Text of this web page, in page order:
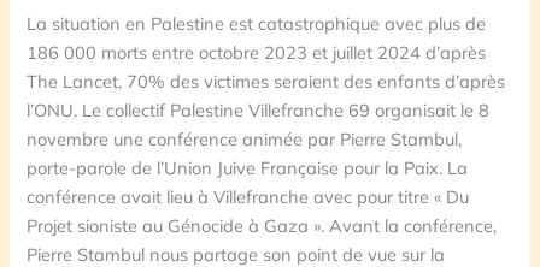
La situation en Palestine est catastrophique avec plus de
186 000 morts entre octobre 2023 et juillet 2024 d’après
The Lancet, 70% des victimes seraient des enfants d’après
l’ONU. Le collectif Palestine Villefranche 69 organisait le 8
novembre une conférence animée par Pierre Stambul,
porte-parole de l’Union Juive Française pour la Paix. La
conférence avait lieu à Villefranche avec pour titre « Du
Projet sioniste au Génocide à Gaza ». Avant la conférence,
Pierre Stambul nous partage son point de vue sur la